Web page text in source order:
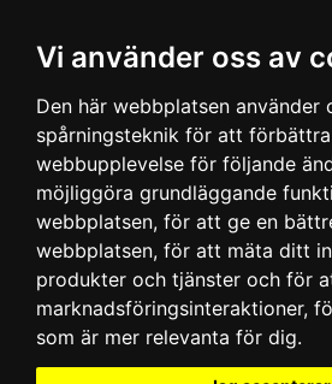
Vi använder oss av
Den här webbplatsen använder
spårningsteknik för att
webbupplevelse för följande
möjliggöra grundläggande
webbplatsen, för att ge en
webbplatsen, för att mäta ditt
produkter och tjänster och för
marknadsföringsinteraktioner,
som är mer relevanta för dig.